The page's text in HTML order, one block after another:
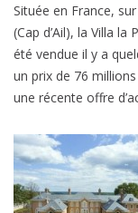
s
p
l
u
s
è
r
Située en France,
(Cap d’Ail), la Villa la
été vendue il y a
un prix de 76
une récente offre